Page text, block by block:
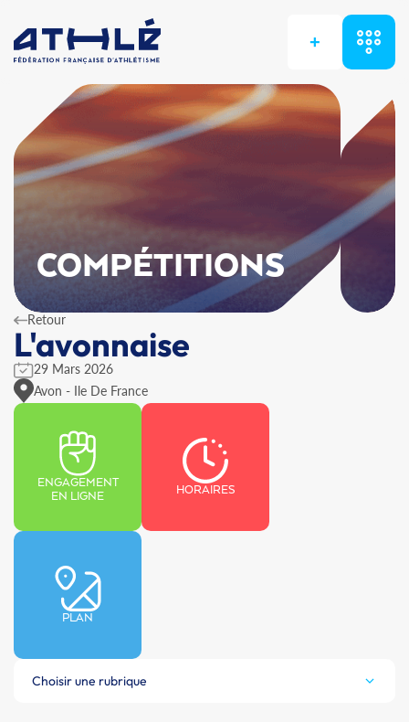
+
COMPÉTITIONS
Retour
L'avonnaise
29 Mars 2026
Avon - Ile De France
ENGAGEMENT
EN LIGNE
HORAIRES
PLAN
Choisir une rubrique